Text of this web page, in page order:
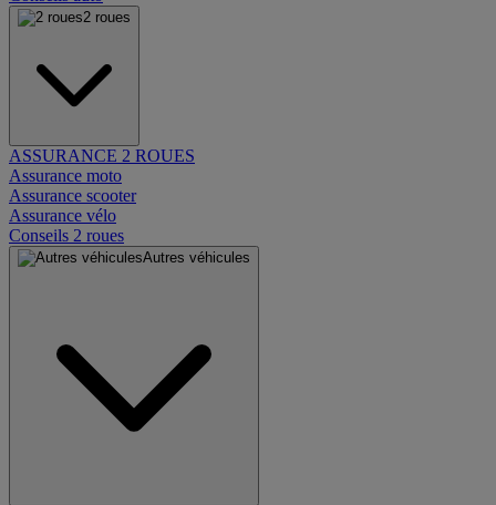
2 roues
ASSURANCE 2 ROUES
Assurance moto
Assurance scooter
Assurance vélo
Conseils 2 roues
Autres véhicules